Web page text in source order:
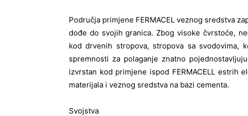
Područja primjene FERMACEL veznog sredstva
dođe do svojih granica. Zbog visoke čvrstoće,
kod drvenih stropova, stropova sa svodovima,
spremnosti za polaganje znatno
izvrstan kod primjene ispod FERMACELL estrih
materijala i veznog sredstva na bazi cementa.
Svojstva